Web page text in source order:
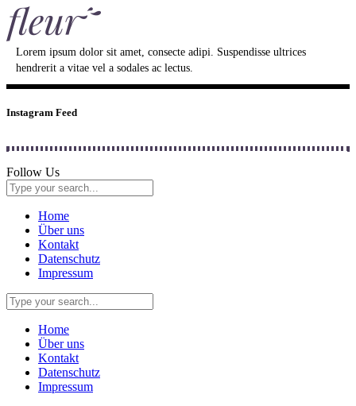
Lorem ipsum dolor sit amet, consecte adipi. Suspendisse ultrices
hendrerit a vitae vel a sodales ac lectus.
Instagram Feed
Follow Us
Home
Über uns
Kontakt
Datenschutz
Impressum
Home
Über uns
Kontakt
Datenschutz
Impressum